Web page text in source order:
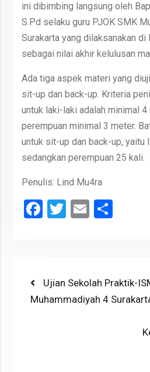
ini dibimbing langsung oleh
S.Pd selaku guru PJOK SMK
Surakarta yang dilaksanakan di
sebagai nilai akhir kelulusan
Ada tiga aspek materi yang
sit-up dan back-up. Kriteria
untuk laki-laki adalah minimal
perempuan minimal 3 meter.
untuk sit-up dan back-up, yaitu
sedangkan perempuan 25 kali.
Penulis: Lind Mu4ra
Facebook
Twitter
EmailShare
Post
navigation
Previous
post:
Ujian Sekolah Praktik-
Muhammadiyah 4